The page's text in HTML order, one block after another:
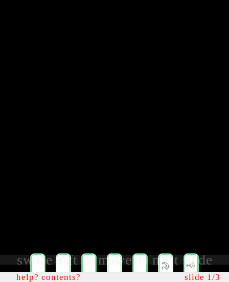
1 2 3 4 5 slide 1/3
help? contents?
swipe left to move to next slide